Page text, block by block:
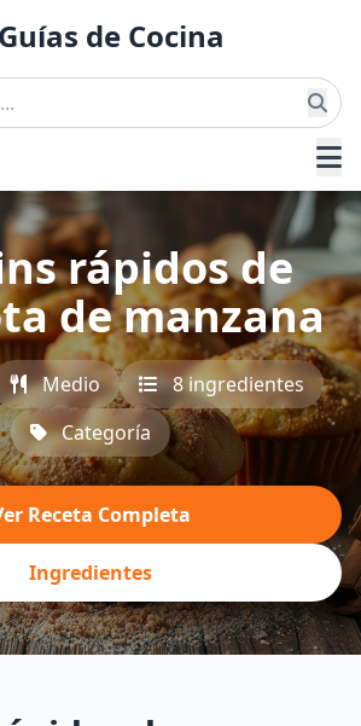
Guías de Cocina
rápidos de
de manzana
Medio
8 ingredientes
Categoría
Receta Completa
Ingredientes